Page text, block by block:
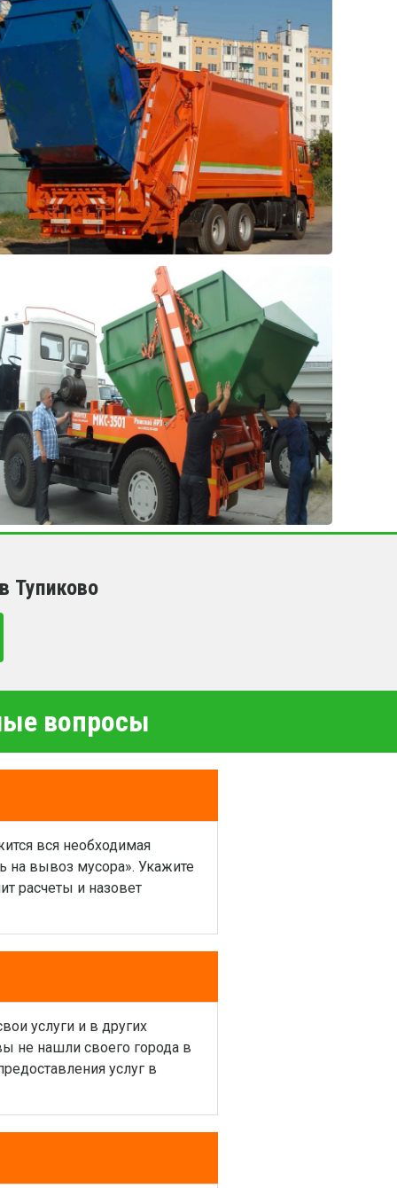
Тупиково
вопросы
вся необходимая
на вывоз мусора». Укажите
расчеты и назовет
услуги и в других
не нашли своего города в
услуг в